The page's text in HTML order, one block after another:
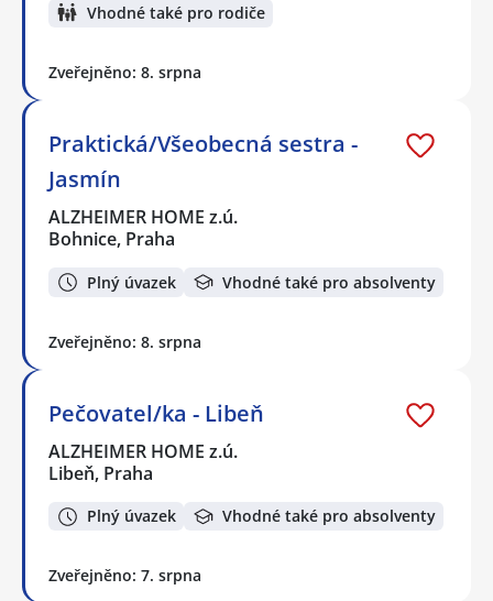
Vhodné také pro rodiče
Zveřejněno: 8. srpna
Praktická/Všeobecná sestra -
Jasmín
ALZHEIMER HOME z.ú.
Bohnice, Praha
Plný úvazek Vhodné také pro absolventy
Zveřejněno: 8. srpna
Pečovatel/ka - Libeň
ALZHEIMER HOME z.ú.
Libeň, Praha
Plný úvazek Vhodné také pro absolventy
Zveřejněno: 7. srpna